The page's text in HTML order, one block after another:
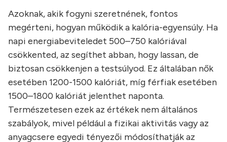
Azoknak, akik fogyni szeretnének, fontos
megérteni, hogyan működik a kalória-egyensúly. Ha
napi energiabeviteledet 500–750 kalóriával
csökkented, az segíthet abban, hogy lassan, de
biztosan csökkenjen a testsúlyod. Ez általában nők
esetében 1200-1500 kalóriát, míg férfiak esetében
1500–1800 kalóriát jelenthet naponta.
Természetesen ezek az értékek nem általános
szabályok, mivel például a fizikai aktivitás vagy az
anyagcsere egyedi tényezői módosíthatják az